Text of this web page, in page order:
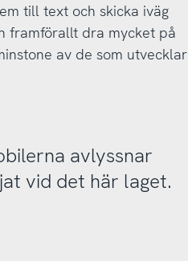
till text och skicka iväg
framförallt dra mycket på
av de som utvecklar
avlyssnar
vid det här laget.